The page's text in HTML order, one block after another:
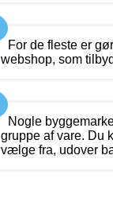
For de fleste er
webshop, som
Nogle
gruppe af vare. Du
vælge fra, udover